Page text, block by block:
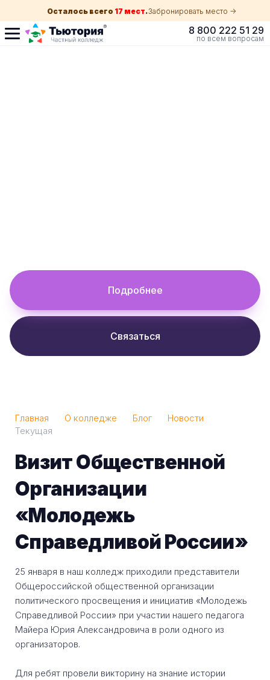
Осталось всего 17 мест.Забронировать место ->
8 800 222 51 29
по всем вопросам
Подробнее
Связаться
Главная О колледже Блог
Новости
Текущая
Визит Общественной
Организации
«Молодежь
Справедливой России»
25 января в наш колледж приходили представители
Общероссийской общественной организации
политического просвещения и инициатив «Молодежь
Справедливой России» при участии нашего педагога
Майера Юрия Александровича в роли одного из
организаторов.
Для ребят провели викторину на знание истории